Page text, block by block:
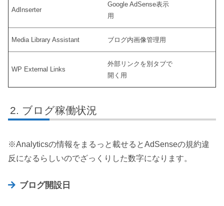
AdInserter
Google AdSense表示
用
Media Library Assistant ブログ内画像管理用
WP External Links
外部リンクを別タブで
開く用
ブログ稼働状況
※Analyticsの情報をまるっと載せるとAdSenseの規約違
反になるらしいのでざっくりした数字になります。
ブログ開設日